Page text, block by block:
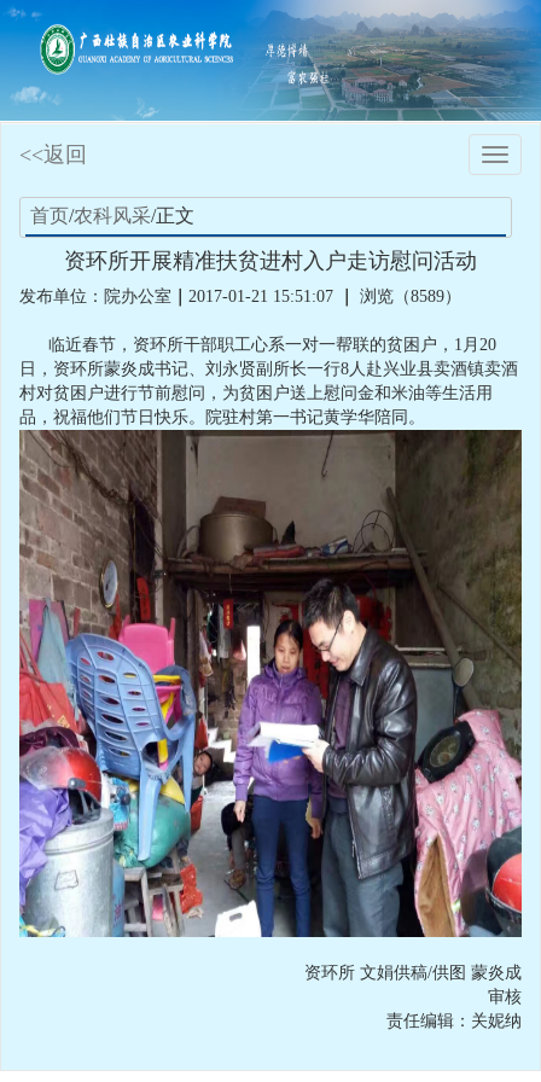
Toggle
<<返回
首页/农科风采/正文
资环所开展精准扶贫进村入户走访慰问活动
发布单位：院办公室 2017-01-21 15:51:07 浏览（8589）
临近春节，资环所干部职工心系一对一帮联的贫困户，1月20
日，资环所蒙炎成书记、刘永贤副所长一行8人赴兴业县卖酒镇卖酒
村对贫困户进行节前慰问，为贫困户送上慰问金和米油等生活用
品，祝福他们节日快乐。院驻村第一书记黄学华陪同。
资环所 文娟供稿/供图 蒙炎成
审核
责任编辑：关妮纳